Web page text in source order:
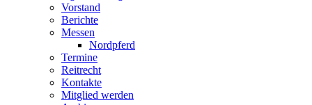
Vorstand
Berichte
Messen
Nordpferd
Termine
Reitrecht
Kontakte
Mitglied werden